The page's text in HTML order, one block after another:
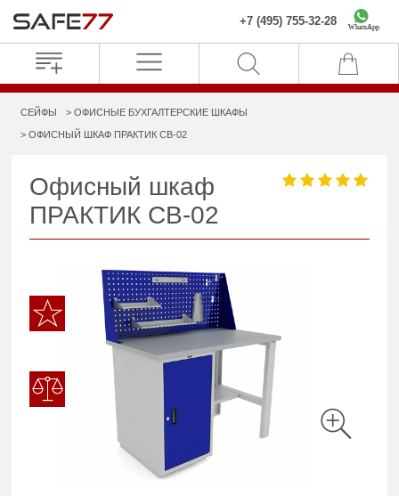
+7 (495) 755-32-28 WhatsApp
СЕЙФЫ ОФИСНЫЕ БУХГАЛТЕРСКИЕ ШКАФЫ
ОФИСНЫЙ ШКАФ ПРАКТИК CB-02
Офисный шкаф
ПРАКТИК CB-02